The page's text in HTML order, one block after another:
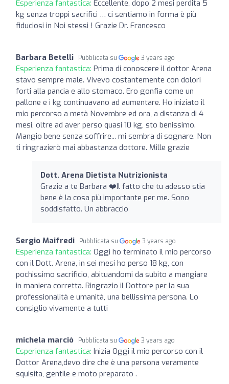
Esperienza fantastica: Eccellente, dopo 2 mesi perdita 5
kg senza troppi sacrifici … ci sentiamo in forma è più
fiduciosi in Noi stessi ! Grazie Dr. Francesco
Barbara Betelli Pubblicata su 3 years ago
Esperienza fantastica: Prima di conoscere il dottor Arena
stavo sempre male. Vivevo costantemente con dolori
forti alla pancia e allo stomaco. Ero gonfia come un
pallone e i kg continuavano ad aumentare. Ho iniziato il
mio percorso a metà Novembre ed ora, a distanza di 4
mesi, oltre ad aver perso quasi 10 kg, sto benissimo.
Mangio bene senza soffrire... mi sembra di sognare. Non
ti ringrazierò mai abbastanza dottore. Mille grazie
Dott. Arena Dietista Nutrizionista
Grazie a te Barbara ❤️Il fatto che tu adesso stia
bene è la cosa più importante per me. Sono
soddisfatto. Un abbraccio
Sergio Maifredi Pubblicata su 3 years ago
Esperienza fantastica: Oggi ho terminato il mio percorso
con il Dott. Arena, in sei mesi ho perso 18 kg, con
pochissimo sacrificio, abituandomi da subito a mangiare
in maniera corretta. Ringrazio il Dottore per la sua
professionalità e umanità, una bellissima persona. Lo
consiglio vivamente a tutti
michela marciò Pubblicata su 3 years ago
Esperienza fantastica: Inizia Oggi il mio percorso con il
Dottor Arena,devo dire che è una persona veramente
squisita, gentile e moto preparato .